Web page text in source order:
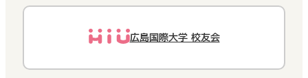
広島国際大学 校友会